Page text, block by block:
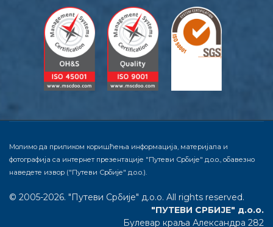
Молимо да приликом коришћења информација, материјала и
фотографија са интернет презентације "Путеви Србије" д.о.о., обавезно
наведете извор ("Путеви Србије" д.о.о.).
© 2005-2026. "Путеви Србије" д.о.о. All rights reserved.
"ПУТЕВИ СРБИЈЕ" д.о.о.
Булевар краља Александра 282